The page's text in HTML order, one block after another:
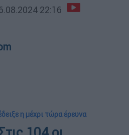
22:16
η μέχρι τώρα έρευνα